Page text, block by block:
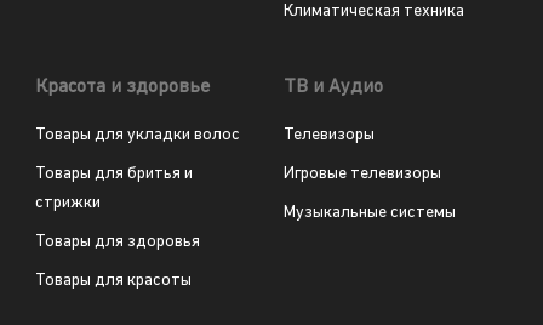
Климатическая техника
Красота и здоровье
Товары для укладки волос
Товары для бритья и
стрижки
Товары для здоровья
Товары для красоты
ТВ и Аудио
Телевизоры
Игровые телевизоры
Музыкальные системы